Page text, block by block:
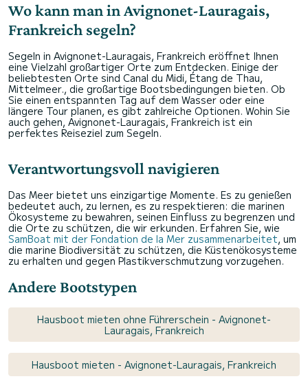
Wo kann man in Avignonet-Lauragais,
Frankreich segeln?
Segeln in Avignonet-Lauragais, Frankreich eröffnet Ihnen
eine Vielzahl großartiger Orte zum Entdecken. Einige der
beliebtesten Orte sind Canal du Midi, Étang de Thau,
Mittelmeer., die großartige Bootsbedingungen bieten. Ob
Sie einen entspannten Tag auf dem Wasser oder eine
längere Tour planen, es gibt zahlreiche Optionen. Wohin Sie
auch gehen, Avignonet-Lauragais, Frankreich ist ein
perfektes Reiseziel zum Segeln.
Verantwortungsvoll navigieren
Das Meer bietet uns einzigartige Momente. Es zu genießen
bedeutet auch, zu lernen, es zu respektieren: die marinen
Ökosysteme zu bewahren, seinen Einfluss zu begrenzen und
die Orte zu schützen, die wir erkunden. Erfahren Sie, wie
SamBoat mit der Fondation de la Mer zusammenarbeitet, um
die marine Biodiversität zu schützen, die Küstenökosysteme
zu erhalten und gegen Plastikverschmutzung vorzugehen.
Andere Bootstypen
Hausboot mieten ohne Führerschein - Avignonet-
Lauragais, Frankreich
Hausboot mieten - Avignonet-Lauragais, Frankreich